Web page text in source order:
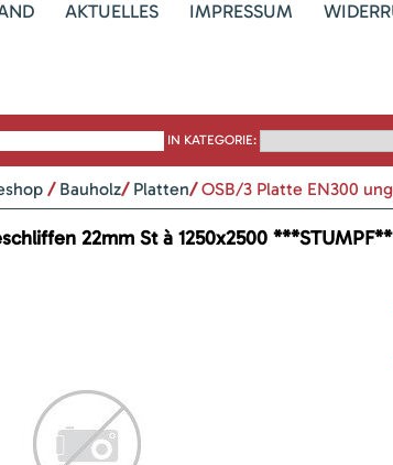
AKTUELLES IMPRESSUM
IN KATEGORIE:
/ Bauholz/ Platten/ OSB/3 Platte EN300
22mm St à 1250x2500